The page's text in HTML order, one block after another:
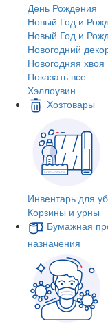
День Рождения
Новый Год и
Новый Год и
Новогодний
Новогодняя хвоя
Показать все
Хэллоувин
Хозтовары
Инвентарь для
Корзины и урны
Бумажная
назначения